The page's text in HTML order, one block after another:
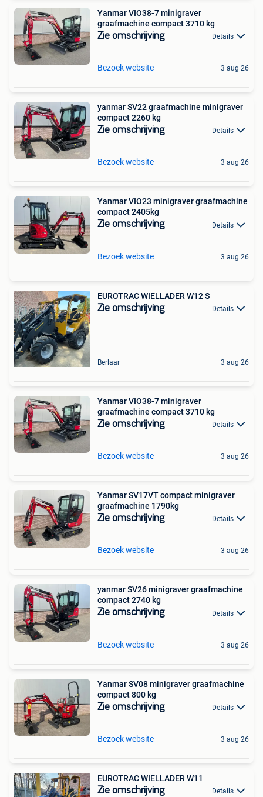
Yanmar VIO38-7 minigraver
graafmachine compact 3710 kg
Zie omschrijving Details
Bezoek website 3 aug 26
yanmar SV22 graafmachine minigraver
compact 2260 kg
Zie omschrijving Details
Bezoek website 3 aug 26
Yanmar VIO23 minigraver graafmachine
compact 2405kg
Zie omschrijving Details
Bezoek website 3 aug 26
EUROTRAC WIELLADER W12 S
Zie omschrijving Details
Berlaar 3 aug 26
Yanmar VIO38-7 minigraver
graafmachine compact 3710 kg
Zie omschrijving Details
Bezoek website 3 aug 26
Yanmar SV17VT compact minigraver
graafmachine 1790kg
Zie omschrijving Details
Bezoek website 3 aug 26
yanmar SV26 minigraver graafmachine
compact 2740 kg
Zie omschrijving Details
Bezoek website 3 aug 26
Yanmar SV08 minigraver graafmachine
compact 800 kg
Zie omschrijving Details
Bezoek website 3 aug 26
EUROTRAC WIELLADER W11
Zie omschrijving Details